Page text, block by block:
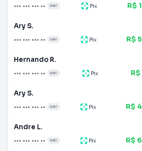
••• ••• ••• •• ver Pix R$
Ary S.
••• ••• ••• •• ver Pix R$
Hernando R.
••• ••• ••• •• ver Pix
Ary S.
••• ••• ••• •• ver Pix R$
Andre L.
••• ••• ••• •• ver Pix R$